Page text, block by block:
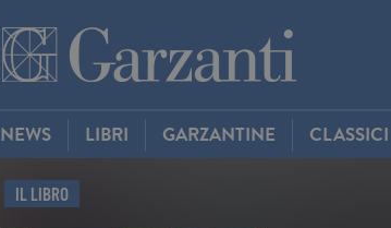
NEWS LIBRI GARZANTINE CLASSICI
IL LIBRO